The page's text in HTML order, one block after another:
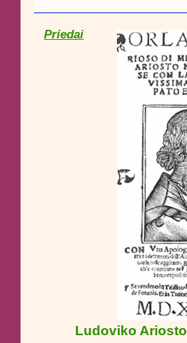
Priedai
Ludoviko Ariosto